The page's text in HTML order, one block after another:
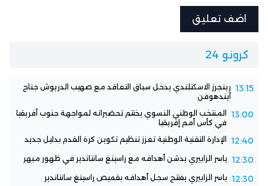
كرونو 24
13:15 رينجرز الاسكتلندي يدخل سباق التعاقد مع صهيب الدريوش جناح
آيندهوفن
13:00
المنتخب الوطني النسوي يختتم تحضيراته لمواجهة جنوب أفريقيا
في كأس أمم إفريقيا
12:40 الإدارة التقنية الوطنية تعزز تنظيم تكوين كرة القدم بدليل جديد
12:30 ياسر الزابيري يدشن أهدافه مع راسينغ سانتاندير في ظهور مبهر
12:30 ياسر الزابيري يفتتح سجل أهدافه بقميص راسينغ سانتاندير